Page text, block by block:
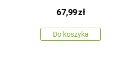
67,99zł
Do koszyka